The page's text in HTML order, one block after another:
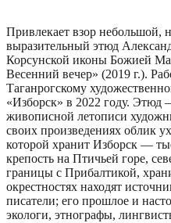
Привлекает взор небольшой,
выразительный этюд
Корсунской иконы Божией
Весенний вечер» (2019 г.).
Таганрогскому
«Изборск» в 2022 году. Этюд
живописной летописи
своих произведениях облик
которой хранит Изборск —
крепость на Птичьей горе,
границы с Прибалтикой,
окрестностях находят
писатели; его прошлое и
экологи, этнографы,